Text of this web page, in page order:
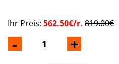
- +
Ihr Preis: 562.50€/r. 819.00€